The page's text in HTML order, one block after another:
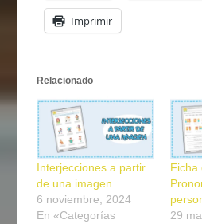
Imprimir
Relacionado
Interjecciones a partir
de una imagen
6 noviembre, 2024
En «Categorías
Ficha
29